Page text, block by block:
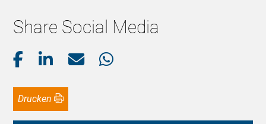
Share Social Media
Drucken